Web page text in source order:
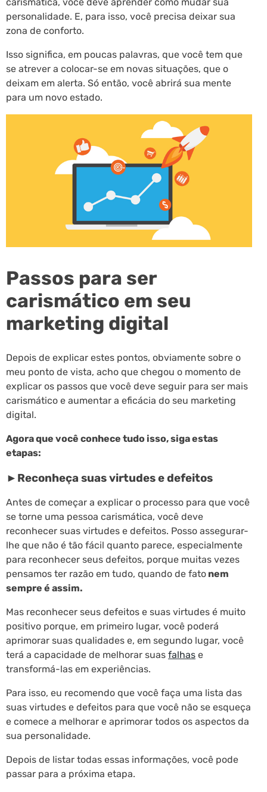
personalidade. E, para isso, você precisa deixar sua
zona de conforto.
Isso significa, em poucas palavras, que você tem que
se atrever a colocar-se em novas situações, que o
deixam em alerta. Só então, você abrirá sua mente
para um novo estado.
Passos para ser
carismático em seu
marketing digital
Depois de explicar estes pontos, obviamente sobre o
meu ponto de vista, acho que chegou o momento de
explicar os passos que você deve seguir para ser mais
carismático e aumentar a eficácia do seu marketing
digital.
Agora que você conhece tudo isso, siga estas
etapas:
►Reconheça suas virtudes e defeitos
Antes de começar a explicar o processo para que você
se torne uma pessoa carismática, você deve
reconhecer suas virtudes e defeitos. Posso assegurar-
lhe que não é tão fácil quanto parece, especialmente
para reconhecer seus defeitos, porque muitas vezes
pensamos ter razão em tudo, quando de fato nem
sempre é assim.
Mas reconhecer seus defeitos e suas virtudes é muito
positivo porque, em primeiro lugar, você poderá
aprimorar suas qualidades e, em segundo lugar, você
terá a capacidade de melhorar suas falhas e
transformá-las em experiências.
Para isso, eu recomendo que você faça uma lista das
suas virtudes e defeitos para que você não se esqueça
e comece a melhorar e aprimorar todos os aspectos da
sua personalidade.
Depois de listar todas essas informações, você pode
passar para a próxima etapa.